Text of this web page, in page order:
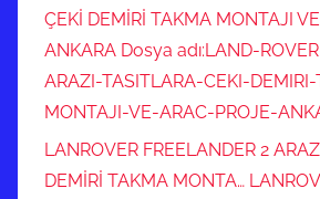
ÇEKİ DEMİRİ TAKMA MONTAJI
ANKARA Dosya adı:LAND-
ARAZI-TASITLARA-CEKI-
MONTAJI-VE-ARAC-PROJE-
LANROVER FREELANDER 2
DEMİRİ TAKMA MONTA…